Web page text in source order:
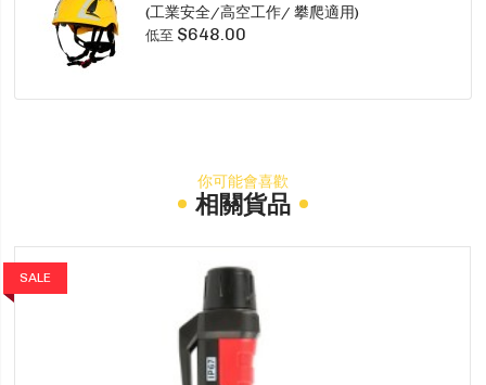
(工業安全/高空工作/ 攀爬適用)
低至 $648.00
你可能會喜歡
相關貨品
SALE